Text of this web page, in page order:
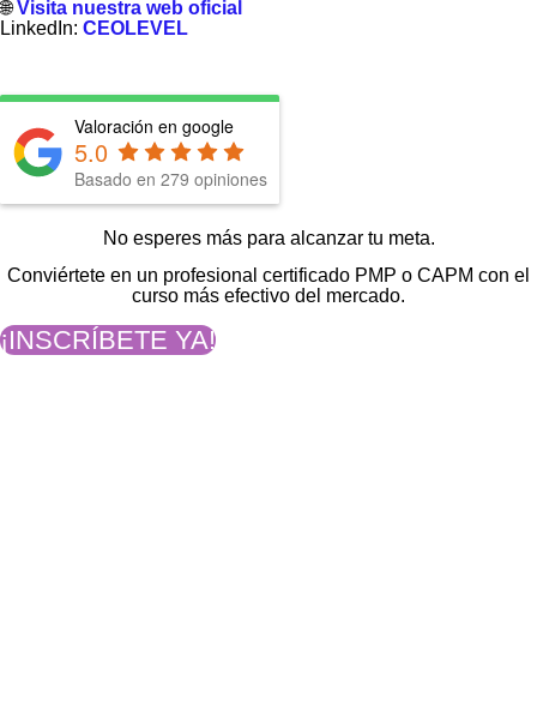
🌐Visita nuestra web oficial
LinkedIn: CEOLEVEL
Valoración en google
5.0
Basado en 279 opiniones
No esperes más para alcanzar tu meta.
Conviértete en un profesional certificado PMP o CAPM con el
curso más efectivo del mercado.
¡INSCRÍBETE YA!